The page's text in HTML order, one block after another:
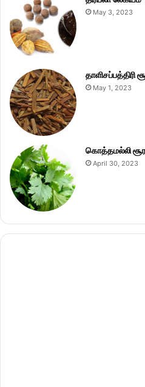
May 3, 2023
தாளிசப்பத்திரி
May 1, 2023
கொத்தமல்லி
April 30, 2023